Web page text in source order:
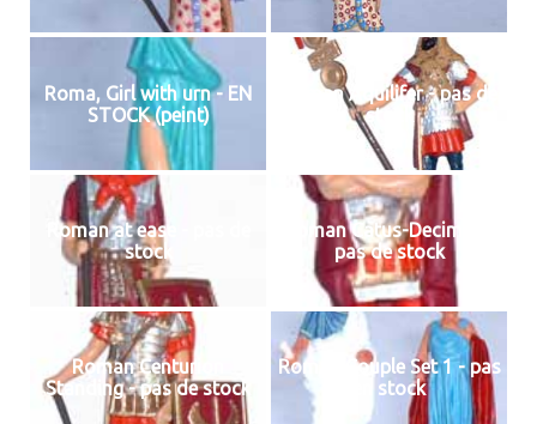
Roma, Girl with urn - EN
STOCK (peint)
Roman Aquilifer - pas de
stock
Roman at ease - pas de
stock
Roman Catus-Decimus -
pas de stock
Roman Centurion
Standing - pas de stock
Roman Couple Set 1 - pas
en stock